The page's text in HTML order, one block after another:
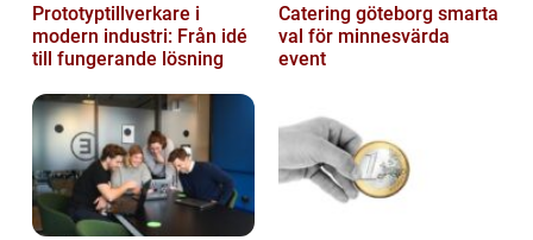
Prototyptillverkare i
modern industri: Från idé
till fungerande lösning
Catering göteborg smarta
val för minnesvärda
event